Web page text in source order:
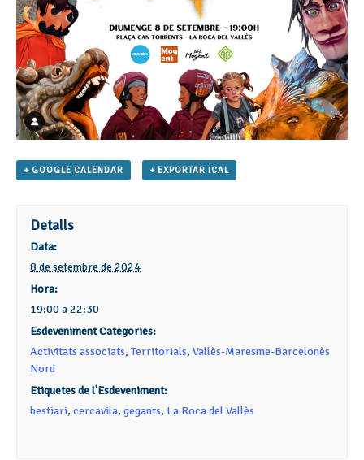
+ GOOGLE CALENDAR + EXPORTAR ICAL
Detalls
Data:
8 de setembre de 2024
Hora:
19:00 a 22:30
Esdeveniment Categories:
Activitats associats,Territorials,Vallès-Maresme-Barcelonès
Nord
Etiquetes de l'Esdeveniment:
bestiari,cercavila,gegants, La Roca del Vallès